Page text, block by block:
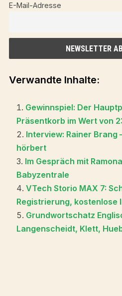
E-Mail-Adresse
Verwandte Inhalte:
Gewinnspiel: Der
Präsentkorb im Wert von
Interview: Rainer Brang
hörbert
Im Gespräch mit
Babyzentrale
VTech Storio MAX 7:
Registrierung, kostenlose
Grundwortschatz
Langenscheidt, Klett,